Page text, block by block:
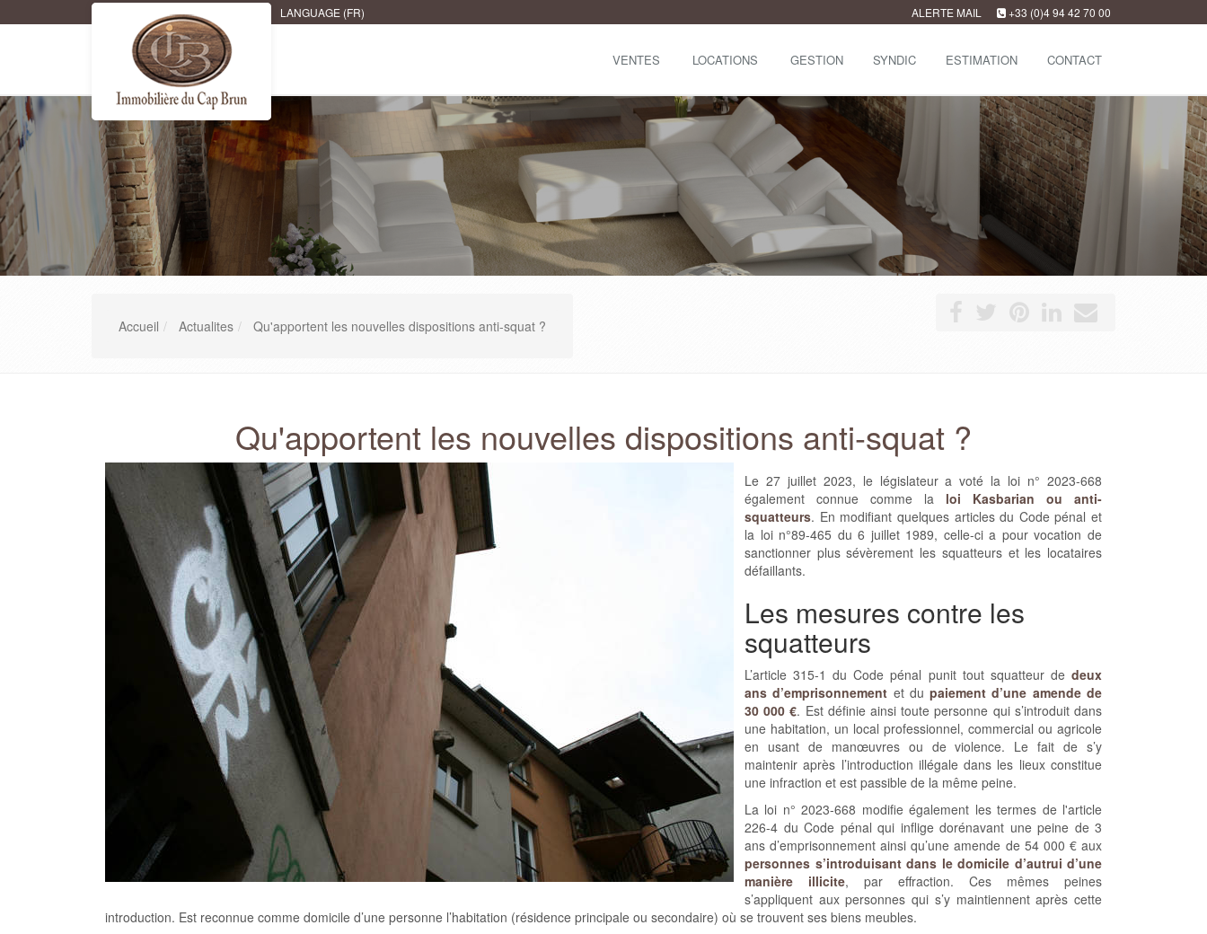
LANGUAGE (FR) ALERTE MAIL +33 (0)4 94 42 70 00
VENTES LOCATIONS GESTION SYNDIC ESTIMATION CONTACT
Accueil Actualites Qu'apportent les nouvelles dispositions anti-squat ?
Qu'apportent les nouvelles dispositions anti-squat ?
Le 27 juillet 2023, le législateur a voté la loi n° 2023-668
également connue comme la loi Kasbarian ou anti-
squatteurs. En modifiant quelques articles du Code pénal et
la loi n°89-465 du 6 juillet 1989, celle-ci a pour vocation de
sanctionner plus sévèrement les squatteurs et les locataires
défaillants.
Les mesures contre les
squatteurs
L’article 315-1 du Code pénal punit tout squatteur de deux
ans d’emprisonnement et dupaiement d’une amende de
30 000 €. Est définie ainsi toute personne qui s’introduit dans
une habitation, un local professionnel, commercial ou agricole
en usant de manœuvres ou de violence. Le fait de s’y
maintenir après l’introduction illégale dans les lieux constitue
une infraction et est passible de la même peine.
La loi n° 2023-668 modifie également les termes de l'article
226-4 du Code pénal qui inflige dorénavant une peine de 3
ans d’emprisonnement ainsi qu’une amende de 54 000 € aux
personnes s’introduisant dans le domicile d’autrui d’une
manière illicite, par effraction. Ces mêmes peines
s’appliquent aux personnes qui s’y maintiennent après cette
introduction. Est reconnue comme domicile d’une personne l’habitation (résidence principale ou secondaire) où se trouvent ses biens meubles.